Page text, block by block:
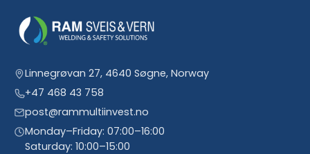
Linnegrøvan 27, 4640 Søgne, Norway
+47 468 43 758
post@rammultiinvest.no
Monday–Friday: 07:00–16:00
Saturday: 10:00–15:00